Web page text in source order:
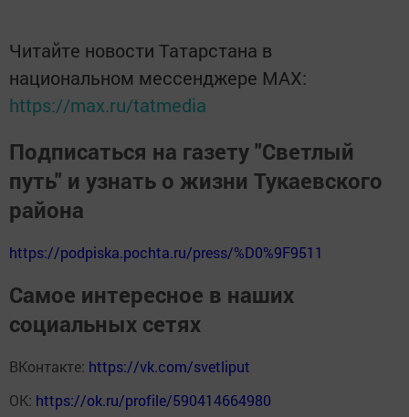
Читайте новости Татарстана в
национальном мессенджере MАХ:
https://max.ru/tatmedia
Подписаться на газету "Светлый
путь" и узнать о жизни Тукаевского
района
https://podpiska.pochta.ru/press/%D0%9F9511
Самое интересное в наших
социальных сетях
ВКонтакте: https://vk.com/svetliput
ОК: https://ok.ru/profile/590414664980